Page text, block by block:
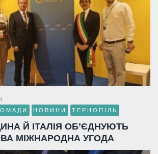
НОВИНИ ТЕРНОПІЛЬ
Й ІТАЛІЯ ОБ’ЄДНУЮТЬ
МІЖНАРОДНА УГОДА